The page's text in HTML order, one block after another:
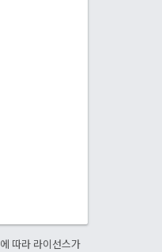
에 따라 라이선스가